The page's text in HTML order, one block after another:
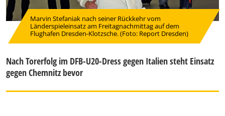
Marvin Stefaniak nach seiner Rückkehr vom
Länderspieleinsatz am Freitagnachmittag auf dem
Flughafen Dresden-Klotzsche. (Foto: Report Dresden)
Nach Torerfolg im DFB-U20-Dress gegen Italien steht Einsatz
gegen Chemnitz bevor